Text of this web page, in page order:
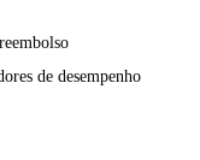
de desempenho